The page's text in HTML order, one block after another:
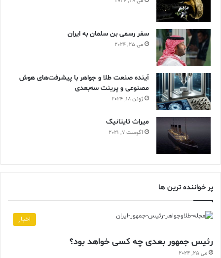
سفر رسمی بن سلمان به ایران
می 25, 2024
آینده صنعت طلا و جواهر با پیشرفت‌های هوش
مصنوعی و پرینت سه‌بعدی
ژوئن 18, 2024
ميراث تايتانيک
آگوست 7, 2021
پر خواننده ترین ها
اخبار
رئیس جمهور بعدی چه کسی خواهد بود؟
می 25, 2024